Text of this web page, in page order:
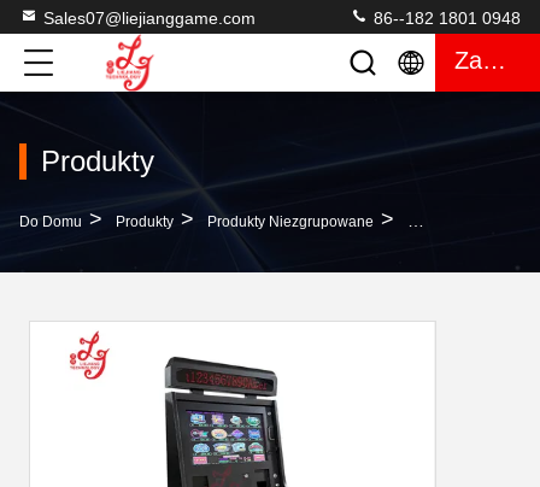
Sales07@liejianggame.com 86--182 1801 0948
Zacytować
Produkty
Do Domu > Produkty > Produkty Niezgrupowane > POG 595 Gra 27